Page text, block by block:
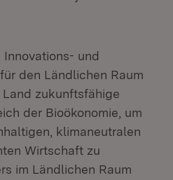
Innovations- und
den Ländlichen Raum
zukunftsfähige
der Bioökonomie, um
klimaneutralen
Wirtschaft zu
im Ländlichen Raum